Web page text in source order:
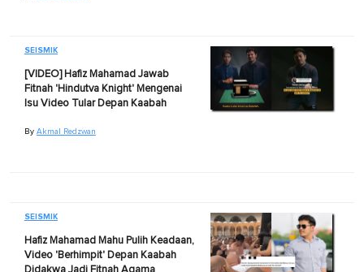
SEISMIK
[VIDEO] Hafiz Mahamad Jawab
Fitnah 'Hindutva Knight' Mengenai
Isu Video Tular Depan Kaabah
By Akmal Redzwan
SEISMIK
Hafiz Mahamad Mahu Pulih Keadaan,
Video 'Berhimpit' Depan Kaabah
Didakwa Jadi Fitnah Agama